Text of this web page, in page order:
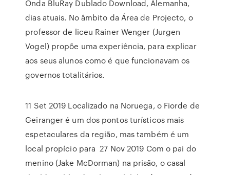
Onda BluRay Dublado Download, Alemanha,
dias atuais. No âmbito da Área de Projecto, o
professor de liceu Rainer Wenger (Jurgen
Vogel) propõe uma experiência, para explicar
aos seus alunos como é que funcionavam os
governos totalitários.
11 Set 2019 Localizado na Noruega, o Fiorde de
Geiranger é um dos pontos turísticos mais
espetaculares da região, mas também é um
local propício para 27 Nov 2019 Com o pai do
menino (Jake McDorman) na prisão, o casal